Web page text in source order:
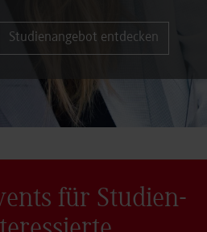
Studienangebot entdecken
für Studien­